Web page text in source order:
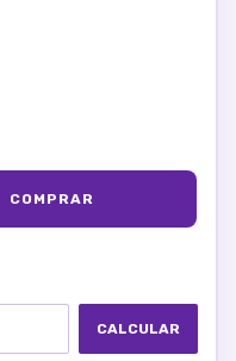
CALCULAR